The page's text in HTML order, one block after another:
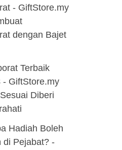
- GiftStore.my
dengan Bajet
Terbaik
- GiftStore.my
Diberi
Hadiah Boleh
di Pejabat? -